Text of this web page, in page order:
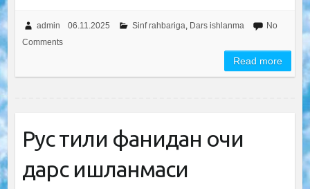
admin 06.11.2025 Sinf rahbariga, Dars ishlanma
No
Comments
Read more
Рус тили фанидан очиқ
дарс ишланмаси